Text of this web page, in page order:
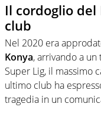
Il cordoglio
club
Nel 2020 era
Konya, arrivando a
Super Lig, il massimo
ultimo club ha
tragedia in un